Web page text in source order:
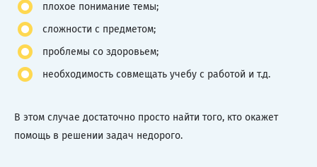
плохое понимание темы;
сложности с предметом;
проблемы со здоровьем;
необходимость совмещать учебу с работой и т.д.
В этом случае достаточно просто найти того, кто окажет
помощь в решении задач недорого.